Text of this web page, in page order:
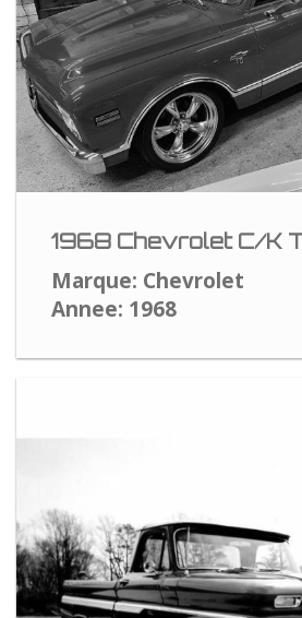
1968 Chevrolet C/K
Marque: Chevrolet
Annee: 1968